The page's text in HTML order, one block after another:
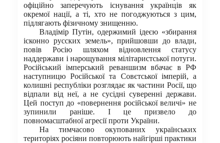
офіційно заперечують існування українців як
окремої нації, а ті, хто не погоджуються з цим,
підлягають фізичному знищенню.
Владімір Путін, одержимий ідеєю «збирання
ісконно русских земель», прийшовши до влади,
повів Росію шляхом відновлення статусу
наддержави і нарощування мілітаристської потуги.
Російський імперський реваншизм вбачає в РФ
наступницю Російської та Совєтської імперій, а
колишні республіки розглядає як частини Росії, що
відпали від неї, а не сусідні суверенні держави.
Цей поступ до «повернення російської величі» не
зупинили раніше. І це призвело до
повномасштабної агресії проти України.
На тимчасово окупованих українських
територіях росіяни повторюють найгірші практики